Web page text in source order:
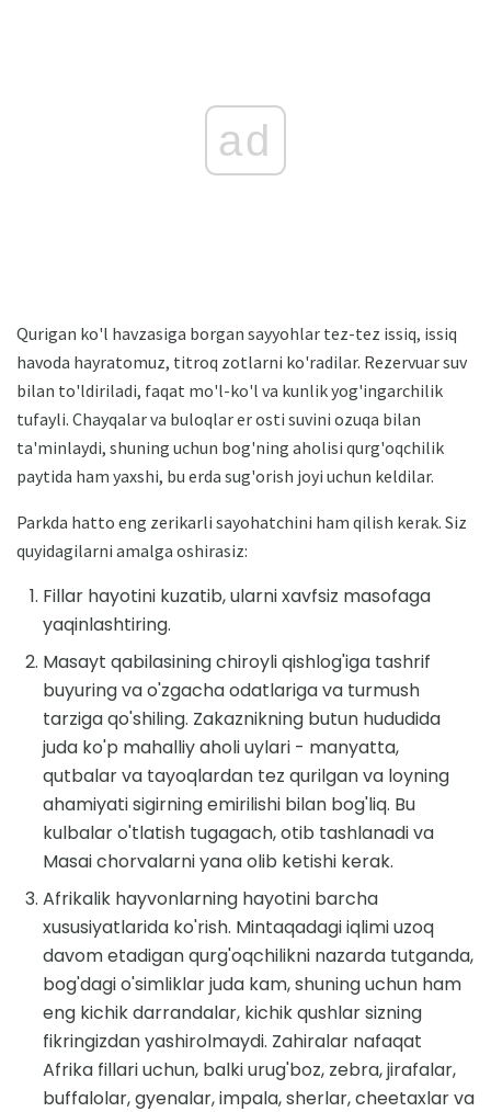
ad
Qurigan ko'l havzasiga borgan sayyohlar tez-tez issiq, issiq
havoda hayratomuz, titroq zotlarni ko'radilar. Rezervuar suv
bilan to'ldiriladi, faqat mo'l-ko'l va kunlik yog'ingarchilik
tufayli. Chayqalar va buloqlar er osti suvini ozuqa bilan
ta'minlaydi, shuning uchun bog'ning aholisi qurg'oqchilik
paytida ham yaxshi, bu erda sug'orish joyi uchun keldilar.
Parkda hatto eng zerikarli sayohatchini ham qilish kerak. Siz
quyidagilarni amalga oshirasiz:
Fillar hayotini kuzatib, ularni xavfsiz masofaga
yaqinlashtiring.
Masayt qabilasining chiroyli qishlog'iga tashrif
buyuring va o'zgacha odatlariga va turmush
tarziga qo'shiling. Zakaznikning butun hududida
juda ko'p mahalliy aholi uylari - manyatta,
qutbalar va tayoqlardan tez qurilgan va loyning
ahamiyati sigirning emirilishi bilan bog'liq. Bu
kulbalar o'tlatish tugagach, otib tashlanadi va
Masai chorvalarni yana olib ketishi kerak.
Afrikalik hayvonlarning hayotini barcha
xususiyatlarida ko'rish. Mintaqadagi iqlimi uzoq
davom etadigan qurg'oqchilikni nazarda tutganda,
bog'dagi o'simliklar juda kam, shuning uchun ham
eng kichik darrandalar, kichik qushlar sizning
fikringizdan yashirolmaydi. Zahiralar nafaqat
Afrika fillari uchun, balki urug'boz, zebra, jirafalar,
buffalolar, gyenalar, impala, sherlar, cheetaxlar va